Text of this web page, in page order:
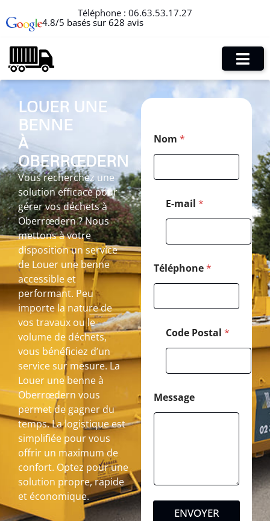
Téléphone : 06.63.53.17.27
4.8/5 basés sur 628 avis
LOUER UNE
BENNE
À
OBERRŒDERN
Vous recherchez une
solution efficace pour
gérer vos déchets à
Oberrœdern ? Nous
mettons à votre
disposition un service
de Louer une benne
accessible et
performant. Peu
importe la nature de
vos travaux ou le
volume de déchets,
vous bénéficiez d’un
service sur mesure. La
Louer une benne à
Oberrœdern vous
permet de gagner du
temps. La logistique est
simplifiée pour vous
offrir un maximum de
confort. Optez pour une
solution propre, rapide
et économique.
é
l
p
m
Nom *
E-mail *
Téléphone*
Code Postal *
Message
ENVOYER